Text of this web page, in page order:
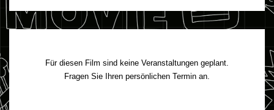
Für diesen Film sind keine Veranstaltungen geplant.
Fragen Sie Ihren persönlichen Termin an.